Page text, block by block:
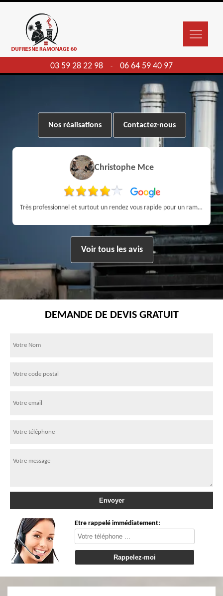
03 59 28 22 98 - 06 64 59 40 97
Nos réalisations Contactez-nous
Christophe Mce
Très professionnel et surtout un rendez vous rapide pour un ramonage efficace
Voir tous les avis
DEMANDE DE DEVIS GRATUIT
Etre rappelé immédiatement: